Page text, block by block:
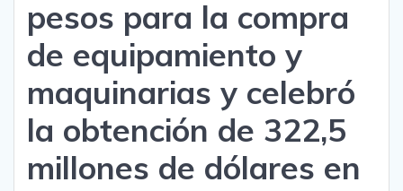
pesos para la compra
de equipamiento y
maquinarias y celebró
la obtención de 322,5
millones de dólares en